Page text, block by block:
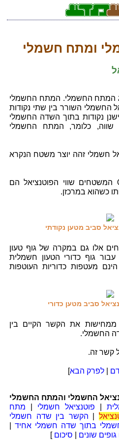
ומתח חשמלי
המתח החשמלי. המתח החשמלי
החשמלי השורר בין שתי נקודות
נקודות בתוך השדה החשמלי
שווה, כלומר, המתח החשמלי
חשמלי זהה יוצר משטח הנקרא
במקרה של מטען נקודתי Q המשטחים שווי הפוטנציאל הם
כשהוא במרכזן.
סביב מטען נקודתי
אלו גם במקרה של גוף טעון
גוף כדורי הטעון חשמלית
מעטפות כדוריות העוטפות
סביב מטען כדורי
ממחישות את הקשר הקיים בין
החשמלי.
קשר זה.
|לפרק הבא]
החשמלי והמתח החשמלי
פוטנציאל חשמלי
מתח
הקשר בין שדה חשמלי
בתוך שדה חשמלי אחיד
שונים
סיכום ]